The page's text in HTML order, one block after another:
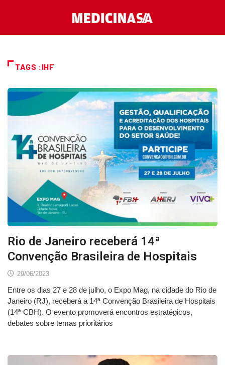
TAGS :IHF
Rio de Janeiro receberá 14ª
Convenção Brasileira de Hospitais
29/06/2023
Entre os dias 27 e 28 de julho, o Expo Mag, na cidade do Rio de
Janeiro (RJ), receberá a 14ª Convenção Brasileira de Hospitais
(14ª CBH). O evento promoverá encontros estratégicos,
debates sobre temas prioritários